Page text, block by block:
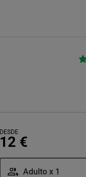
DESDE
12 €
Adulto x 1